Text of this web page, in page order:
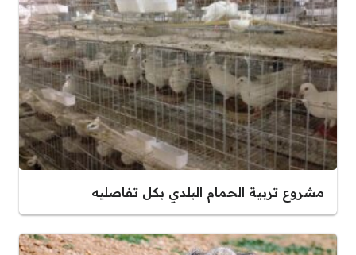
مشروع تربية الحمام البلدي بكل تفاصليه